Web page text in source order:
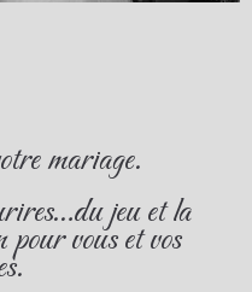
mariage.
jeu et la
vous et vos